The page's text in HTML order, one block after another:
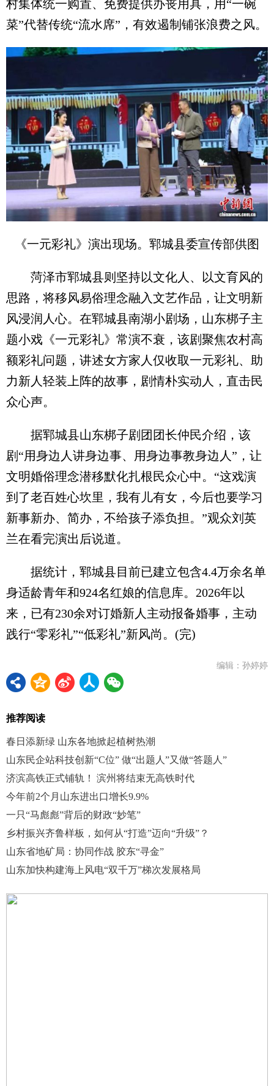
村集体统一购置、免费提供办丧用具，用“一碗
菜”代替传统“流水席”，有效遏制铺张浪费之风。
《一元彩礼》演出现场。郓城县委宣传部供图
菏泽市郓城县则坚持以文化人、以文育风的
思路，将移风易俗理念融入文艺作品，让文明新
风浸润人心。在郓城县南湖小剧场，山东梆子主
题小戏《一元彩礼》常演不衰，该剧聚焦农村高
额彩礼问题，讲述女方家人仅收取一元彩礼、助
力新人轻装上阵的故事，剧情朴实动人，直击民
众心声。
据郓城县山东梆子剧团团长仲民介绍，该
剧“用身边人讲身边事、用身边事教身边人”，让
文明婚俗理念潜移默化扎根民众心中。“这戏演
到了老百姓心坎里，我有儿有女，今后也要学习
新事新办、简办，不给孩子添负担。”观众刘英
兰在看完演出后说道。
据统计，郓城县目前已建立包含4.4万余名单
身适龄青年和924名红娘的信息库。2026年以
来，已有230余对订婚新人主动报备婚事，主动
践行“零彩礼”“低彩礼”新风尚。(完)
编辑：孙婷婷
推荐阅读
春日添新绿 山东各地掀起植树热潮
山东民企站科技创新“C位” 做“出题人”又做“答题人”
济滨高铁正式铺轨！ 滨州将结束无高铁时代
今年前2个月山东进出口增长9.9%
一只“马彪彪”背后的财政“妙笔”
乡村振兴齐鲁样板，如何从“打造”迈向“升级”？
山东省地矿局：协同作战 胶东“寻金”
山东加快构建海上风电“双千万”梯次发展格局